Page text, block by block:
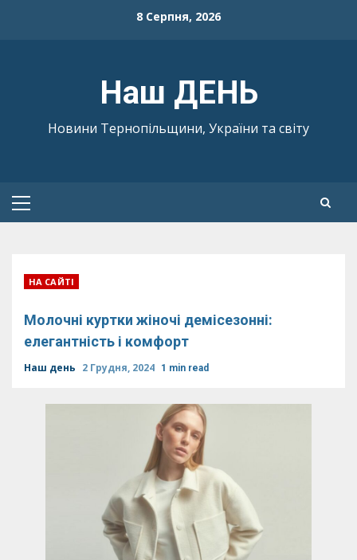
8 Серпня, 2026
Наш ДЕНЬ
Новини Тернопільщини, України та світу
Primary
НА САЙТІ
Молочні куртки жіночі демісезонні:
елегантність і комфорт
Наш день 2 Грудня, 2024 1 min read